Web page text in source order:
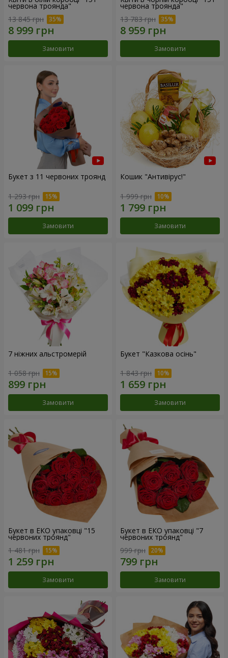
червона троянда"
13 845 грн
Замовити
червона троянда"
13 783 грн
Замовити
Букет з 11 червоних троянд
1 293 грн
Замовити
Кошик "Антивірус!"
1 999 грн
Замовити
7 ніжних альстромерій
1 058 грн
Замовити
Букет "Казкова осінь"
1 843 грн
Замовити
Букет в ЕКО упаковці "15
червоних троянд"
1 481 грн
Замовити
Букет в ЕКО упаковці "7
червоних троянд"
999 грн
Замовити